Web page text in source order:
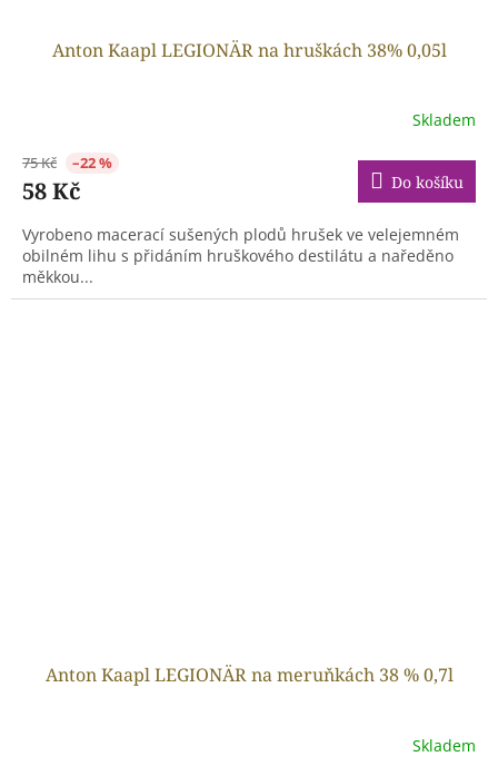
Anton Kaapl LEGIONÄR na hruškách 38% 0,05l
Skladem
75 Kč –22 %
58 Kč Do košíku
Vyrobeno macerací sušených plodů hrušek ve velejemném
obilném lihu s přidáním hruškového destilátu a naředěno
měkkou...
Anton Kaapl LEGIONÄR na meruňkách 38 % 0,7l
Skladem